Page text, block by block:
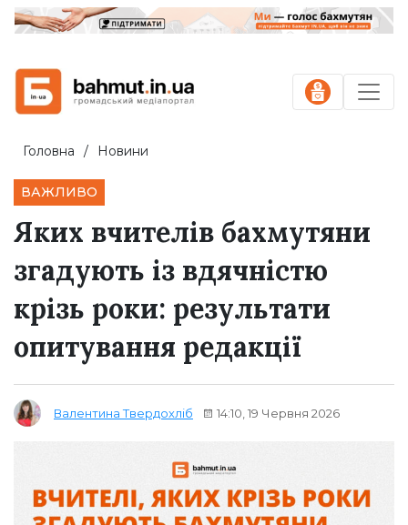
Головна Новини
ВАЖЛИВО
Яких вчителів бахмутяни
згадують із вдячністю
крізь роки: результати
опитування редакції
Валентина Твердохліб 14:10, 19 Червня 2026